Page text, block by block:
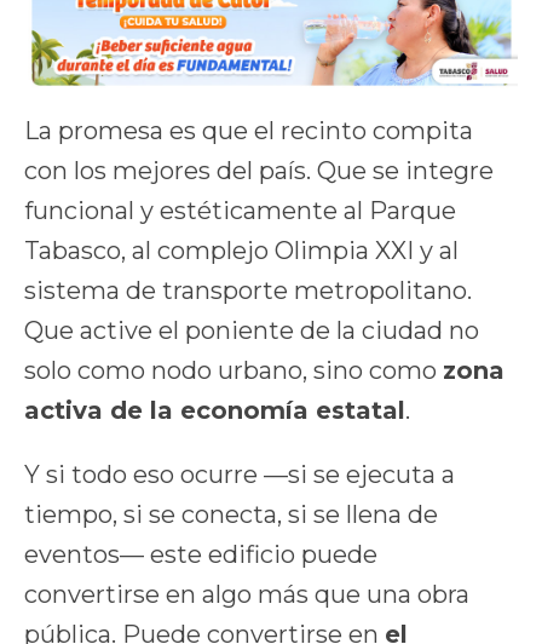
La promesa es que el recinto compita
con los mejores del país. Que se integre
funcional y estéticamente al Parque
Tabasco, al complejo Olimpia XXI y al
sistema de transporte metropolitano.
Que active el poniente de la ciudad no
solo como nodo urbano, sino como zona
activa de la economía estatal.
Y si todo eso ocurre —si se ejecuta a
tiempo, si se conecta, si se llena de
eventos— este edificio puede
convertirse en algo más que una obra
pública. Puede convertirse en el